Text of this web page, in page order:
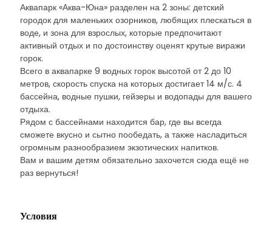
Аквапарк «Аква-Юна» разделен на 2 зоны: детский
городок для маленьких озорников, любящих плескаться в
воде, и зона для взрослых, которые предпочитают
активный отдых и по достоинству оценят крутые виражи
горок.
Всего в аквапарке 9 водных горок высотой от 2 до 10
метров, скорость спуска на которых достигает 14 м/с. 4
бассейна, водные пушки, гейзеры и водопады для вашего
отдыха.
Рядом с бассейнами находится бар, где вы всегда
сможете вкусно и сытно пообедать, а также насладиться
огромным разнообразием экзотических напитков.
Вам и вашим детям обязательно захочется сюда ещё не
раз вернуться!
Условия